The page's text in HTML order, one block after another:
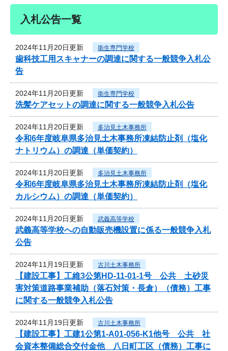
入札公告一覧
2024年11月20日更新 衛生専門学校
歯科技工用スキャナーの調達に関する一般競争入札公
告
2024年11月20日更新 衛生専門学校
洗髪ケアセットの調達に関する一般競争入札公告
2024年11月20日更新 多治見土木事務所
令和6年度岐阜県多治見土木事務所凍結防止剤（塩化
ナトリウム）の調達（単価契約）
2024年11月20日更新 多治見土木事務所
令和6年度岐阜県多治見土木事務所凍結防止剤（塩化
カルシウム）の調達（単価契約）
2024年11月20日更新 武義高等学校
武義高等学校への自動販売機設置に係る一般競争入札
公告
2024年11月19日更新 古川土木事務所
【建設工事】工維3公第HD-11-01-1号 公共 土砂災
害対策道路事業補助（落石対策・長倉）（債務）工事
に関する一般競争入札公告
2024年11月19日更新 古川土木事務所
【建設工事】工建1公第1-A01-056-K1他号 公共 社
会資本整備総合交付金他 八日町工区（債務）工事に